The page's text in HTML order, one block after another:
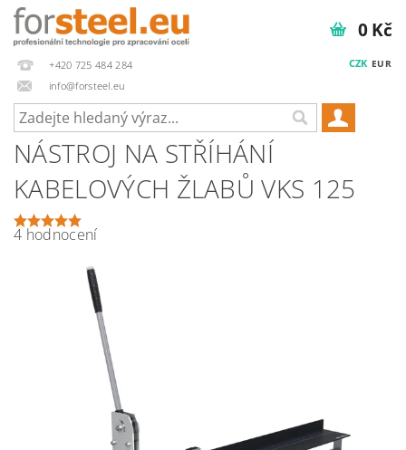
+420 725 484 284
info@forsteel.eu
CZK EUR
0 Kč
NÁSTROJ NA STŘÍHÁNÍ
KABELOVÝCH ŽLABŮ VKS 125
4 hodnocení